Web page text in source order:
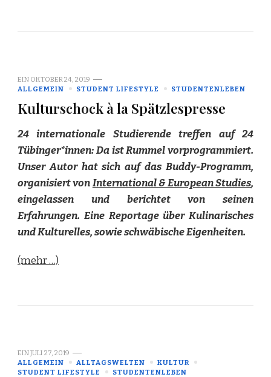
EIN OKTOBER 24, 2019
ALLGEMEIN
STUDENT LIFESTYLE STUDENTENLEBEN
Kulturschock à la Spätzlespresse
24 internationale Studierende treffen auf 24
Tübinger*innen: Da ist Rummel vorprogrammiert.
Unser Autor hat sich auf das Buddy-Programm,
organisiert vonInternational & European Studies,
eingelassen und berichtet von seinen
Erfahrungen. Eine Reportage über Kulinarisches
und Kulturelles, sowie schwäbische Eigenheiten.
(mehr …)
EINJULI 27, 2019
ALLGEMEIN
ALLTAGSWELTEN
KULTUR
STUDENT LIFESTYLE
STUDENTENLEBEN